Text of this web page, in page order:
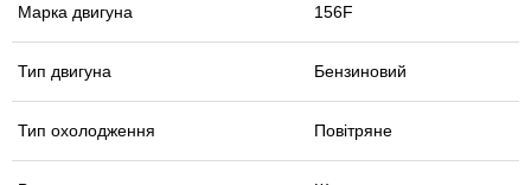
Марка двигуна 156F
Тип двигуна Бензиновий
Тип охолодження Повітряне